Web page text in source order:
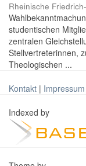
Rheinische
studentischen
zentralen
Stellvertreterinnen,
Theologischen ...
Kontakt | Impressum
Indexed by